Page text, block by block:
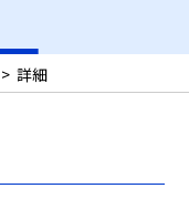
> 詳細